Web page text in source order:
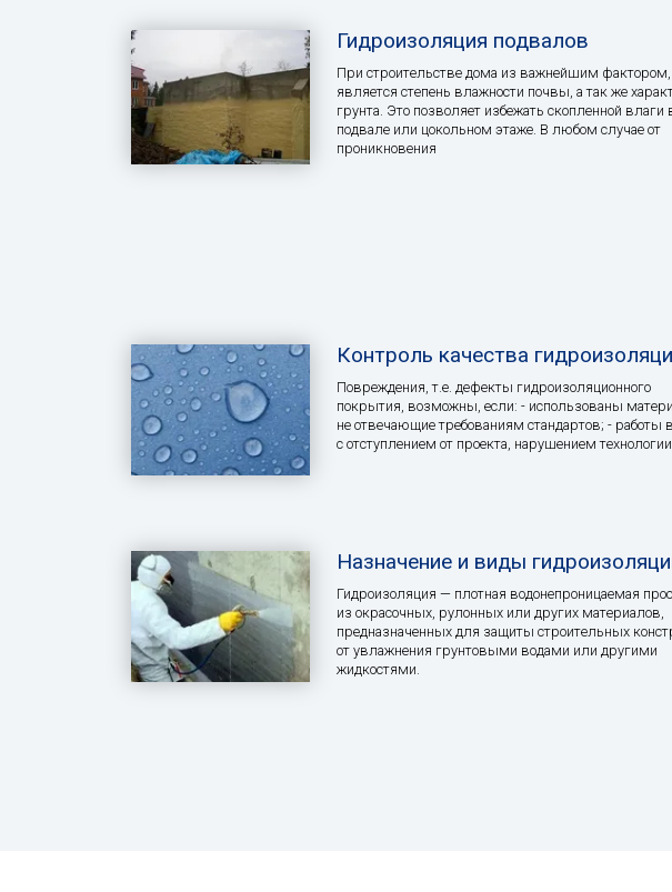
Гидроизоляция подвалов
При строительстве дома из важнейшим фактором,
является степень влажности почвы, а так же
грунта. Это позволяет избежать скопленной влаги
подвале или цокольном этаже. В любом случае от
проникновения
Контроль качества
Повреждения, т.е. дефекты гидроизоляционного
покрытия, возможны, если: - использованы
не отвечающие требованиям стандартов; - работы
с отступлением от проекта, нарушением технологии
Назначение и виды
Гидроизоляция — плотная водонепроницаемая
из окрасочных, рулонных или других материалов,
предназначенных для защиты строительных
от увлажнения грунтовыми водами или другими
жидкостями.